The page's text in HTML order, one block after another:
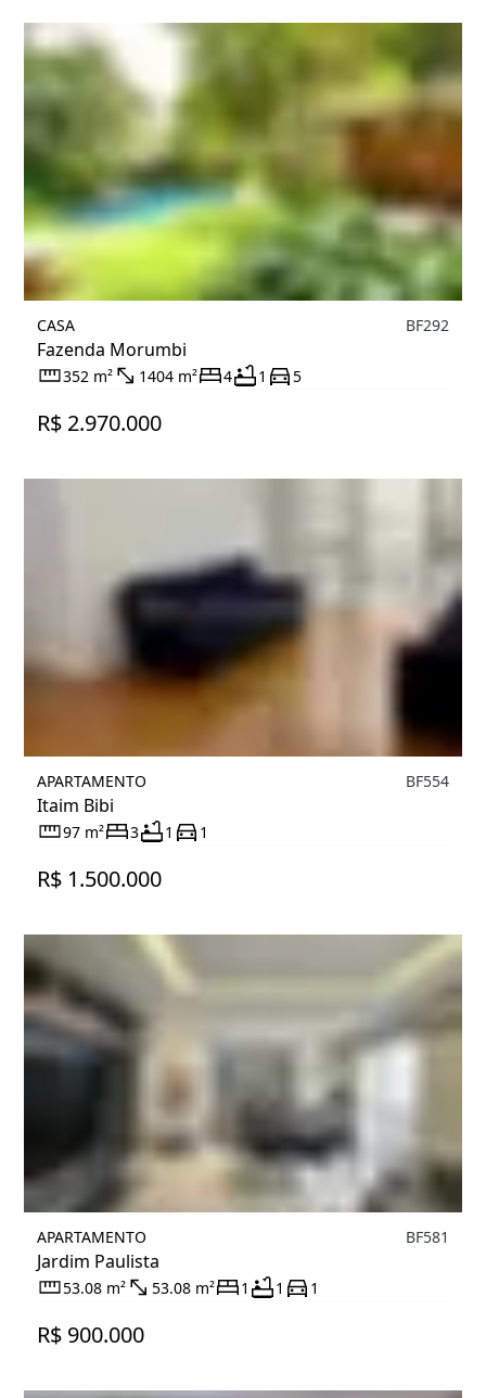
CASA
Fazenda Morumbi
BF292
352 m² 1404 m² 4 1 5
R$ 2.970.000
APARTAMENTO
Itaim Bibi
BF554
97 m² 3 1 1
R$ 1.500.000
APARTAMENTO
Jardim Paulista
BF581
53.08 m² 53.08 m² 1 1 1
R$ 900.000